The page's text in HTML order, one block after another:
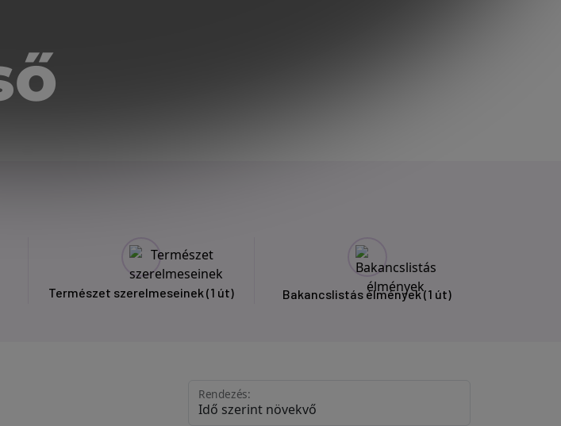
Természet szerelmeseinek (1 út) Bakancslistás élmények(1 út)
Rendezés: